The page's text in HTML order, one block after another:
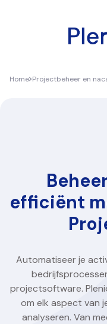
Home Projectbeheer en
efficiënt
Automatiseer je
projectsoftware.
om elk aspect van
analyseren. Van